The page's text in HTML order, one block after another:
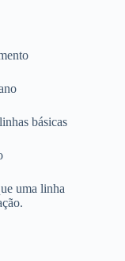
básicas
uma linha